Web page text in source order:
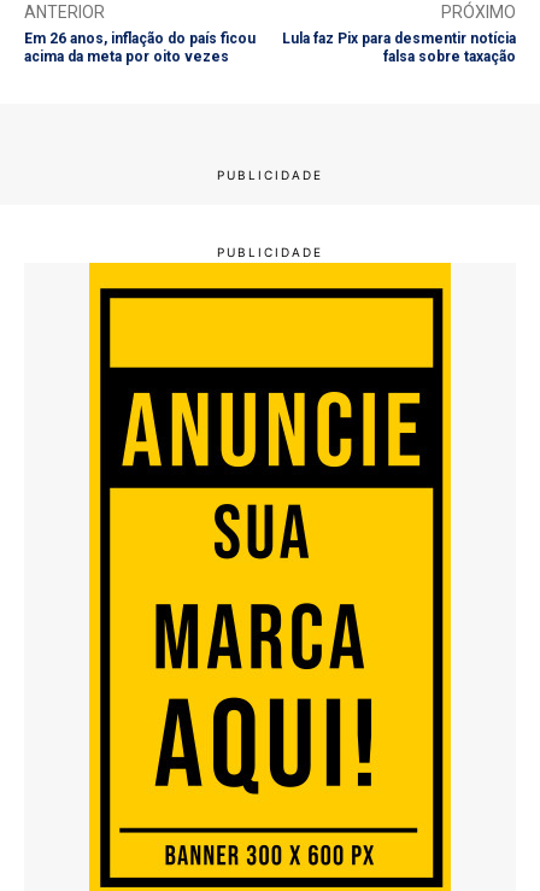
ANTERIOR
Em 26 anos, inflação do país ficou
acima da meta por oito vezes
PRÓXIMO
Lula faz Pix para desmentir notícia
falsa sobre taxação